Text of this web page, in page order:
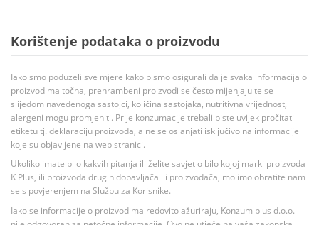
Korištenje podataka o proizvodu
Iako smo poduzeli sve mjere kako bismo osigurali da je svaka informacija o
proizvodima točna, prehrambeni proizvodi se često mijenjaju te se
slijedom navedenoga sastojci, količina sastojaka, nutritivna vrijednost,
alergeni mogu promjeniti. Prije konzumacije trebali biste uvijek pročitati
etiketu tj. deklaraciju proizvoda, a ne se oslanjati isključivo na informacije
koje su objavljene na web stranici.
Ukoliko imate bilo kakvih pitanja ili želite savjet o bilo kojoj marki proizvoda
K Plus, ili proizvoda drugih dobavljača ili proizvođača, molimo obratite nam
se s povjerenjem na Službu za Korisnike.
Iako se informacije o proizvodima redovito ažuriraju, Konzum plus d.o.o.